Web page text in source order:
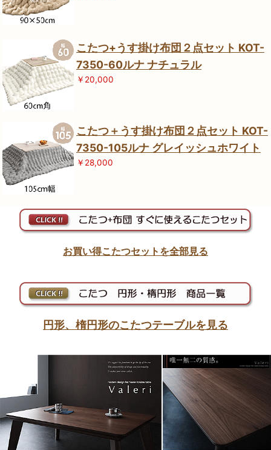
こたつ+うす掛け布団２点セット KOT-
7350-60ルナ ナチュラル
￥20,000
こたつ＋うす掛け布団２点セット KOT-
7350-105ルナ グレイッシュホワイト
￥28,000
お買い得こたつセットを全部見る
円形、楕円形のこたつテーブルを見る